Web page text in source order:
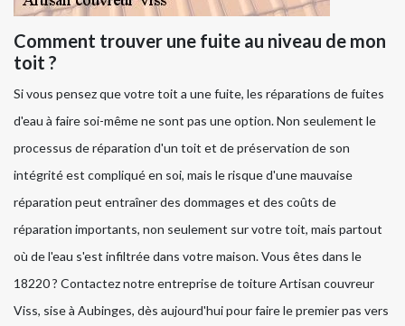
Comment trouver une fuite au niveau de mon
toit ?
Si vous pensez que votre toit a une fuite, les réparations de fuites
d'eau à faire soi-même ne sont pas une option. Non seulement le
processus de réparation d'un toit et de préservation de son
intégrité est compliqué en soi, mais le risque d'une mauvaise
réparation peut entraîner des dommages et des coûts de
réparation importants, non seulement sur votre toit, mais partout
où de l'eau s'est infiltrée dans votre maison. Vous êtes dans le
18220 ? Contactez notre entreprise de toiture Artisan couvreur
Viss, sise à Aubinges, dès aujourd'hui pour faire le premier pas vers